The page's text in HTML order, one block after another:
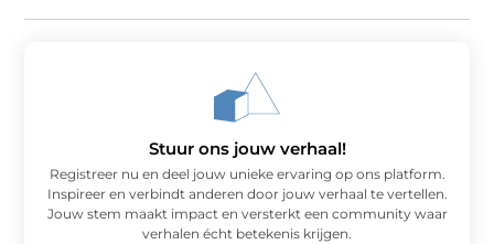
Stuur ons jouw verhaal!
Registreer nu en deel jouw unieke ervaring op ons platform.
Inspireer en verbindt anderen door jouw verhaal te vertellen.
Jouw stem maakt impact en versterkt een community waar
verhalen écht betekenis krijgen.